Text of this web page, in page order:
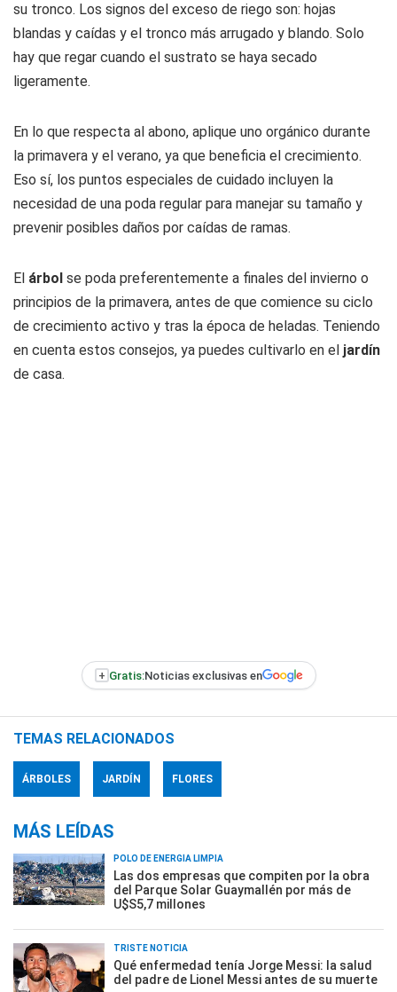
su tronco. Los signos del exceso de riego son: hojas
blandas y caídas y el tronco más arrugado y blando. Solo
hay que regar cuando el sustrato se haya secado
ligeramente.
En lo que respecta al abono, aplique uno orgánico durante
la primavera y el verano, ya que beneficia el crecimiento.
Eso sí, los puntos especiales de cuidado incluyen la
necesidad de una poda regular para manejar su tamaño y
prevenir posibles daños por caídas de ramas.
El árbol se poda preferentemente a finales del invierno o
principios de la primavera, antes de que comience su ciclo
de crecimiento activo y tras la época de heladas. Teniendo
en cuenta estos consejos, ya puedes cultivarlo en el jardín
de casa.
+ Gratis:Noticias exclusivas en
TEMAS RELACIONADOS
ÁRBOLES JARDÍN FLORES
MÁS LEÍDAS
POLO DE ENERGÍA LIMPIA
Las dos empresas que compiten por la obra
del Parque Solar Guaymallén por más de
U$S5,7 millones
TRISTE NOTICIA
Qué enfermedad tenía Jorge Messi: la salud
del padre de Lionel Messi antes de su muerte